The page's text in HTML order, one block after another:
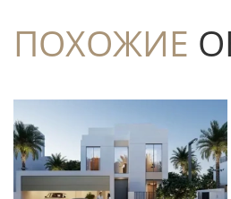
Вилла рассчитана
Частичная
оставляет
Проект реализует
Дубая.
ПОХОЖИЕ